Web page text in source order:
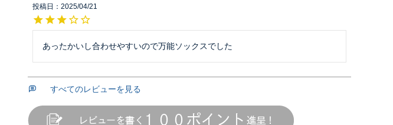
投稿日
2025/04/21
あったかいし合わせやすいので万能ソックスでした
すべてのレビューを見る